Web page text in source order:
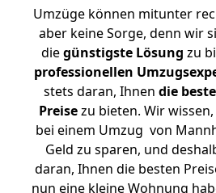
Umzüge können mitunter
aber keine Sorge, denn wir
diegünstigste Lösung zu
professionellen
stets daran, Ihnen die
Preisezu bieten. Wir
bei einem Umzug von
Geld zu sparen, und
daran, Ihnen die besten
nun eine kleine Wohnung